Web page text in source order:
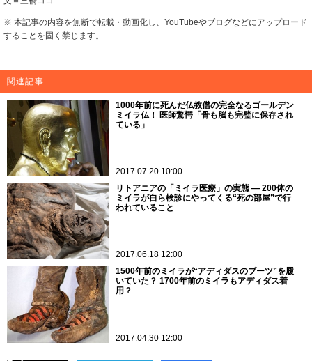
※ 本記事の内容を無断で転載・動画化し、YouTubeやブログなどにアップロード
することを固く禁じます。
関連記事
1000年前に死んだ仏教僧の完全なるゴールデン
ミイラ仏！ 医師驚愕「骨も脳も完璧に保存され
ている」
2017.07.20 10:00
リトアニアの「ミイラ医療」の実態 ― 200体の
ミイラが自ら検診にやってくる“死の部屋”で行
われていること
2017.06.18 12:00
1500年前のミイラが“アディダスのブーツ”を履
いていた？ 1700年前のミイラもアディダス着
用？
2017.04.30 12:00